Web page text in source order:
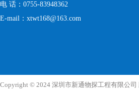
电 话：0755-83948362
E-mail：xtwt168@163.com
Copyright © 2024 深圳市新通物探工程有限公司